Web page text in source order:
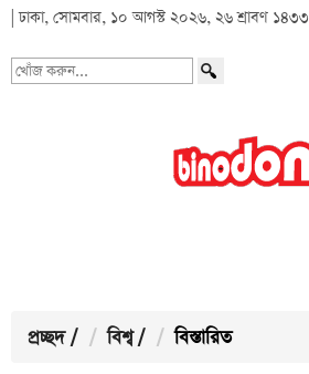
| ঢাকা, সোমবার, ১০ আগস্ট ২০২৬, ২৬ শ্রাবণ ১৪৩৩
খোঁজ
প্রচ্ছদ / বিশ্ব / বিস্তারিত